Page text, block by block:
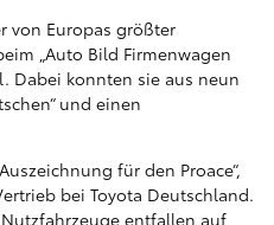
von Europas größter
„Auto Bild Firmenwagen
Dabei konnten sie aus neun
und einen
für den Proace“,
bei Toyota Deutschland.
entfallen auf